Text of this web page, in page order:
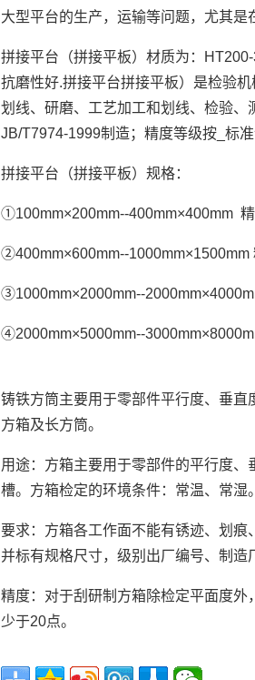
大型平台的生产，运输等问题，尤其是
拼接平台（拼接平板）材质为：
抗磨性好.拼接平台拼接平板）是检验
划线、研磨、工艺加工和划线、检验
JB/T7974-1999制造；精度等级按_标
拼接平台（拼接平板）规格：
①100mm×200mm--400mm×400mm 精
②400mm×600mm--1000mm×1500mm
③1000mm×2000mm--
④2000mm×5000mm--
铸铁方筒主要用于零部件平行度、垂
方箱及长方筒。
用途：方箱主要用于零部件的平行度
槽。方箱检定的环境条件：常温、常湿。
要求：方箱各工作面不能有锈迹、划痕
并标有规格尺寸，级别出厂编号、制造
精度：对于刮研制方箱除检定平面度
少于20点。